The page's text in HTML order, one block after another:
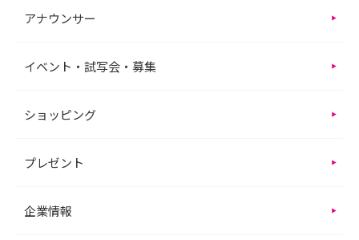
アナウンサー
イベント・試写会・募集
ショッピング
プレゼント
企業情報